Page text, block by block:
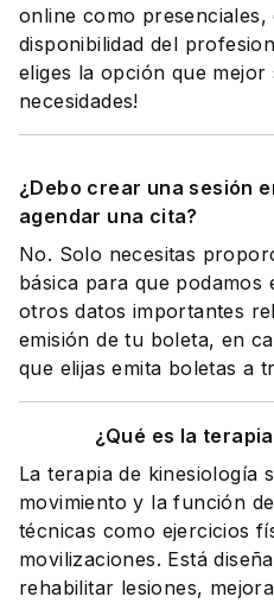
online como presenciales,
disponibilidad del
eliges la opción que mejor
necesidades!
¿Debo crear una sesión
agendar una cita?
No. Solo necesitas
básica para que
otros datos importantes
emisión de tu boleta, en
que elijas emita boletas a
¿Qué es la
La terapia de kinesiología
movimiento y la función
técnicas como ejercicios
movilizaciones. Está
rehabilitar lesiones,